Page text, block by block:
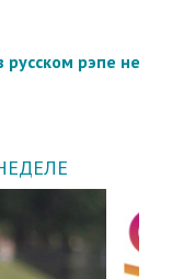
русском рэпе не